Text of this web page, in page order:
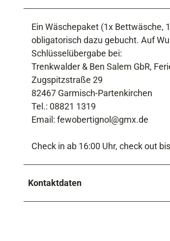
Ein Wäschepaket (1x Bettwäsche,
obligatorisch dazu gebucht. Auf
Schlüsselübergabe bei:
Trenkwalder & Ben Salem GbR,
Zugspitzstraße 29
82467 Garmisch-Partenkirchen
Tel.: 08821 1319
Email: fewobertignol@gmx.de
Check in ab 16:00 Uhr, check out
Kontaktdaten